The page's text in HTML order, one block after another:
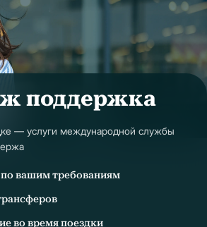
поддержка
— услуги международной службы
вашим требованиям
во время поездки